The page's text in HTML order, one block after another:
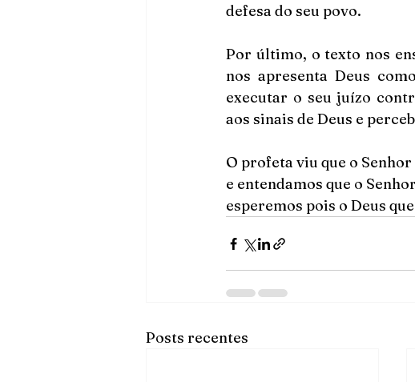
defesa do seu povo.
Por último, o texto nos
nos apresenta Deus
executar o seu juízo
aos sinais de Deus e
O profeta viu que o
e entendamos que o
esperemos pois o Deus
Posts recentes